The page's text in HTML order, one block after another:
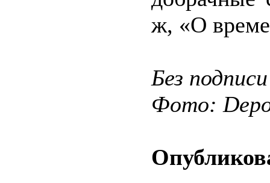
ж, «О
Без подписи
Фото: